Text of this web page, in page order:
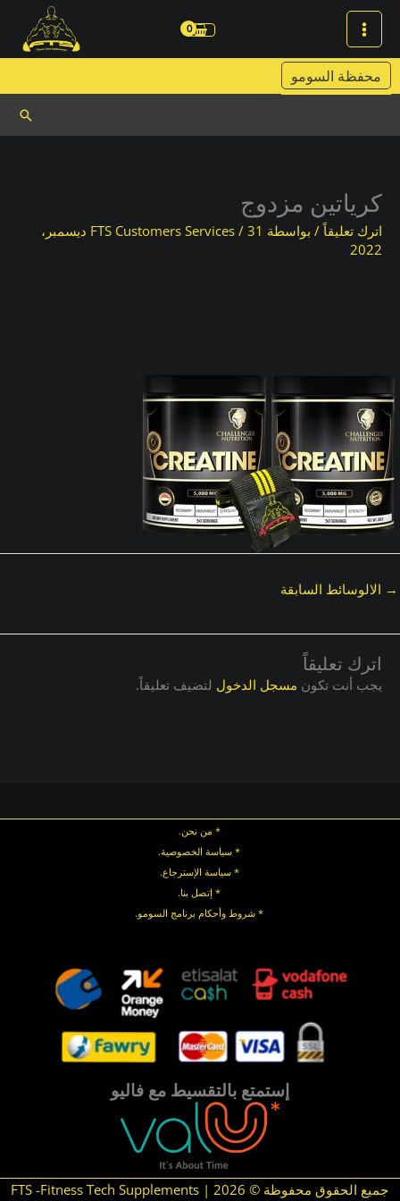
تخطي
المحتوى
محفظة السومو
كرياتين مزدوج
اترك تعليقاً / بواسطة FTS Customers Services /
31 ديسمبر،
2022
→ الالوسائط السابقة
اترك تعليقاً
يجب أنت تكون مسجل الدخول لتضيف تعليقاً.
* من نحن.
* سياسة الخصوصية.
*سياسة الإسترجاع.
* إتصل بنا.
* شروط وأحكام برنامج السومو.
إستمتع بالتقسيط مع فاليو
جميع الحقوق محفوظة © 2026 | FTS -Fitness Tech Supplements